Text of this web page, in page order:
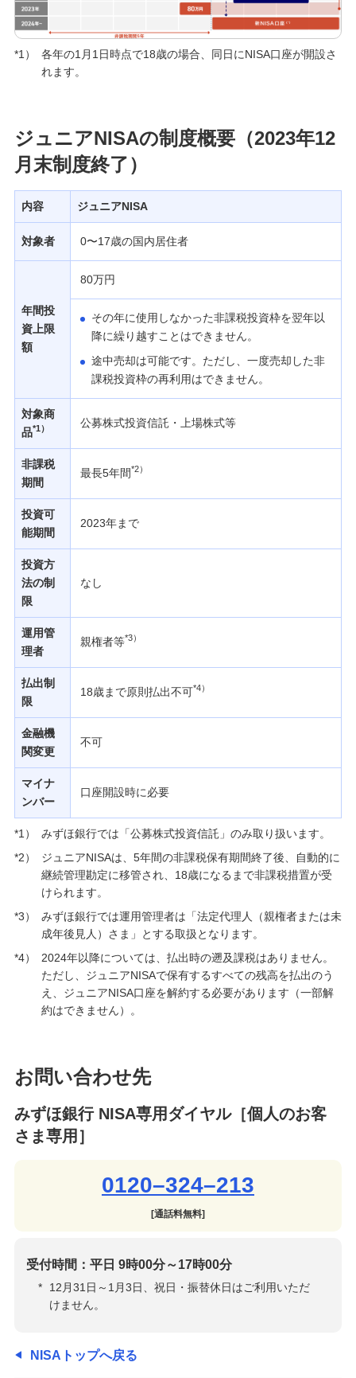
*1）
各年の1月1日時点で18歳の場合、同日にNISA口座が開設さ
れます。
ジュニアNISAの制度概要（2023年12
月末制度終了）
内容 ジュニアNISA
対象者 0〜17歳の国内居住者
年間投
資上限
額
80万円
その年に使用しなかった非課税投資枠を翌年以
降に繰り越すことはできません。
途中売却は可能です。ただし、一度売却した非
課税投資枠の再利用はできません。
対象商
品*1） 公募株式投資信託・上場株式等
非課税
期間
最長5年間*2）
投資可
能期間
2023年まで
投資方
法の制
限
なし
運用管
理者
親権者等*3）
払出制
限
18歳まで原則払出不可*4）
金融機
関変更
不可
マイナ
ンバー
口座開設時に必要
*1）
みずほ銀行では「公募株式投資信託」のみ取り扱います。
*2）
ジュニアNISAは、5年間の非課税保有期間終了後、自動的に
継続管理勘定に移管され、18歳になるまで非課税措置が受
けられます。
*3）
みずほ銀行では運用管理者は「法定代理人（親権者または未
成年後見人）さま」とする取扱となります。
*4）
2024年以降については、払出時の遡及課税はありません。
ただし、ジュニアNISAで保有するすべての残高を払出のう
え、ジュニアNISA口座を解約する必要があります（一部解
約はできません）。
お問い合わせ先
みずほ銀行 NISA専用ダイヤル［個人のお客
さま専用］
0120–324–213
[通話料無料]
受付時間：平日 9時00分～17時00分
*
12月31日～1月3日、祝日・振替休日はご利用いただ
けません。
NISAトップへ戻る